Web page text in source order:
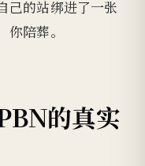
己的站绑进了一张
陪葬。
的真实